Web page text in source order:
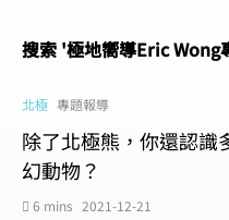
搜索 '極地嚮導Eric Wong
北極 專題報導
除了北極熊，你還認識
幻動物？
6 mins 2021-12-21